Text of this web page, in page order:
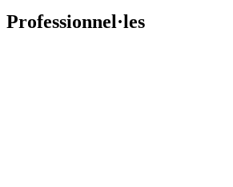
Professionnel·les